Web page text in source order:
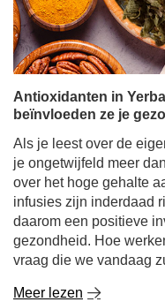
Antioxidanten in
beïnvloeden ze je
Als je leest over de
je ongetwijfeld meer
over het hoge gehalte
infusies zijn inderdaad
daarom een positieve
gezondheid. Hoe
vraag die we vandaag
Meer lezen